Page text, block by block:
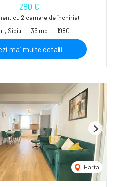
280 €
cu 2 camere de închiriat
Sibiu
35 mp 1980
mai multe detalii
Harta
Next